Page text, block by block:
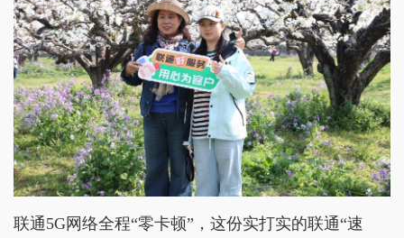
联通5G网络全程“零卡顿”，这份实打实的联通“速